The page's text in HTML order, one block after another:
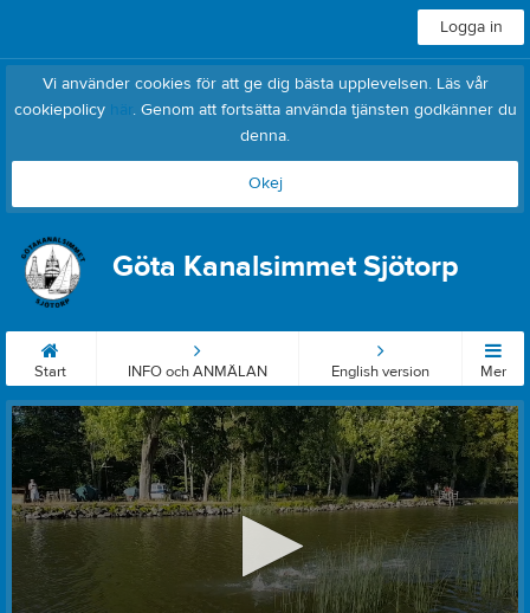
Logga in
Vi använder cookies för att ge dig bästa upplevelsen. Läs vår
cookiepolicy här. Genom att fortsätta använda tjänsten godkänner du
denna.
Okej
Göta Kanalsimmet Sjötorp
Start INFO och ANMÄLAN English version Mer